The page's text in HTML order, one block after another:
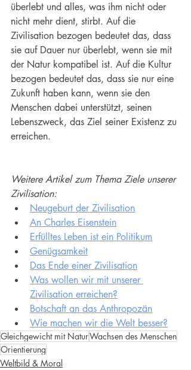
überlebt und alles, was ihm nicht oder
nicht mehr dient, stirbt. Auf die
Zivilisation bezogen bedeutet das, dass
sie auf Dauer nur überlebt, wenn sie mit
der Natur kompatibel ist. Auf die Kultur
bezogen bedeutet das, dass sie nur eine
Zukunft haben kann, wenn sie den
Menschen dabei unterstützt, seinen
Lebenszweck, das Ziel seiner Existenz zu
erreichen.
Weitere Artikel zum Thema Ziele unserer
Zivilisation:
Neugeburt der Zivilisation
An Charles Eisenstein
Erfülltes Leben ist ein Politikum
Genügsamkeit
Das Ende einer Zivilisation
Was wollen wir mit unserer
Zivilisation erreichen?
Botschaft an das Anthropozän
Wie machen wir die Welt besser?
Gleichgewicht mit NaturWachsen des Menschen
Orientierung
Weltbild & Moral